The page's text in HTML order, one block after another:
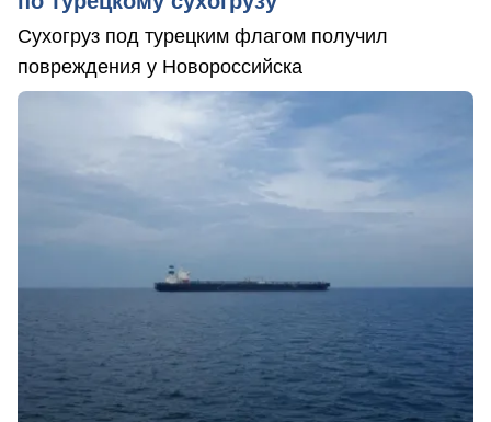
Сухогруз под турецким флагом получил
повреждения у Новороссийска